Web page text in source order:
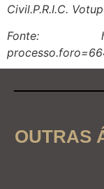
Civil.P.R.I.C.
Fonte: https://
OUTRAS